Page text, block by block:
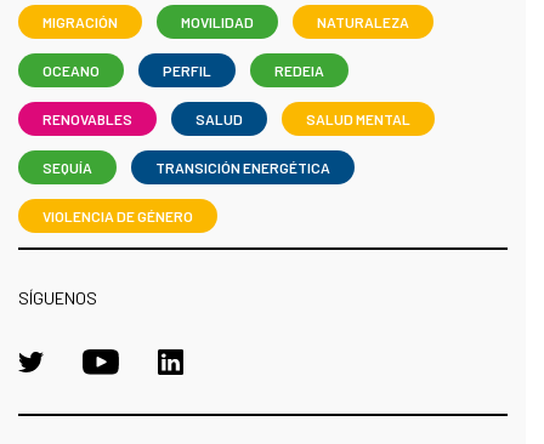
MIGRACIÓN MOVILIDAD NATURALEZA
OCEANO PERFIL REDEIA
RENOVABLES SALUD SALUD MENTAL
SEQUÍA TRANSICIÓN ENERGÉTICA
VIOLENCIA DE GÉNERO
SÍGUENOS